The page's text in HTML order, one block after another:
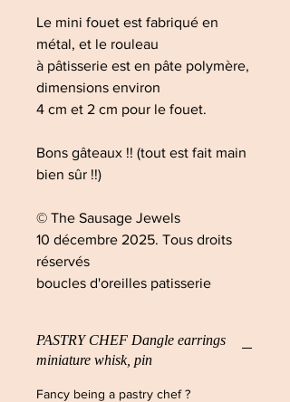
Le mini fouet est fabriqué en
métal, et le rouleau
à pâtisserie est en pâte polymère,
dimensions environ
4 cm et 2 cm pour le fouet.
Bons gâteaux !! (tout est fait main
bien sûr !!)
© The Sausage Jewels
10 décembre 2025. Tous droits
réservés
boucles d'oreilles patisserie
PASTRY CHEF Dangle earrings
miniature whisk, pin
Fancy being a pastry chef ?